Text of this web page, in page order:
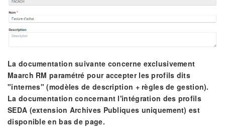
La documentation suivante concerne exclusivement
Maarch RM paramétré pour accepter les profils dits
"internes" (modèles de description + règles de gestion).
La documentation concernant l'intégration des profils
SEDA (extension Archives Publiques uniquement) est
disponible en bas de page.